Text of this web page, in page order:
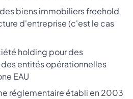
biens immobiliers freehold
d'entreprise (c'est le cas
holding pour des
entités opérationnelles
EAU
réglementaire établi en 2003